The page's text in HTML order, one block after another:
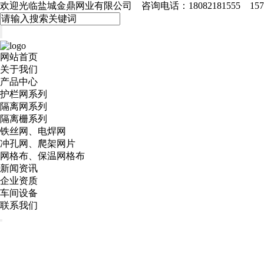
欢迎光临盐城金鼎网业有限公司 咨询电话：18082181555
网站首页
关于我们
产品中心
护栏网系列
隔离网系列
隔离栅系列
铁丝网、电焊网
冲孔网、爬架网片
网格布、保温网格布
新闻资讯
企业资质
车间设备
联系我们